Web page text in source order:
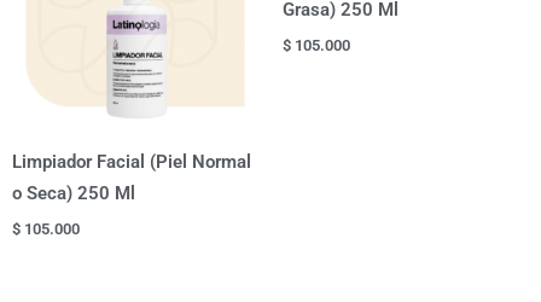
Limpiador Facial (Piel Normal
o Seca) 250 Ml
$ 105.000
Grasa) 250 Ml
$ 105.000